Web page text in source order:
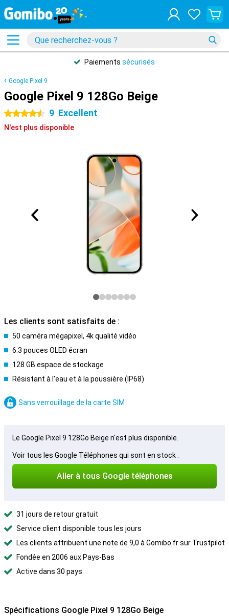
Paiements sécurisés
Google Pixel 9
Google Pixel 9 128Go Beige
4.5 étoiles 9 Excellent
N'est plus disponible
Les clients sont satisfaits de :
50 caméra mégapixel, 4k qualité vidéo
6.3 pouces OLED écran
128 GB espace de stockage
Résistant à l'eau et à la poussière (IP68)
Sans verrouillage de la carte SIM
Le Google Pixel 9 128Go Beige n'est plus disponible.
Voir tous les Google Téléphones qui sont en stock :
Aller à tous Google téléphones
31 jours de retour gratuit
Service client disponible tous les jours
Les clients attribuent une note de 9,0 à Gomibo.fr sur Trustpilot
Fondée en 2006 aux Pays-Bas
Active dans 30 pays
Spécifications Google Pixel 9 128Go Beige